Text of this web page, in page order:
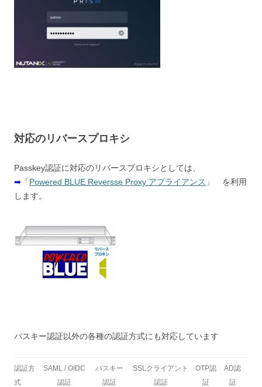
対応のリバースプロキシ
Passkey認証に対応のリバースプロキシとしては、
➡ 「Powered BLUE Reversse Proxy アプライアンス 」 を利用
します。
パスキー認証以外の各種の認証方式にも対応しています
認証方
式
SAML / OIDC
認証
パスキー
認証
SSLクライアント
認証
OTP認
証
AD認
証